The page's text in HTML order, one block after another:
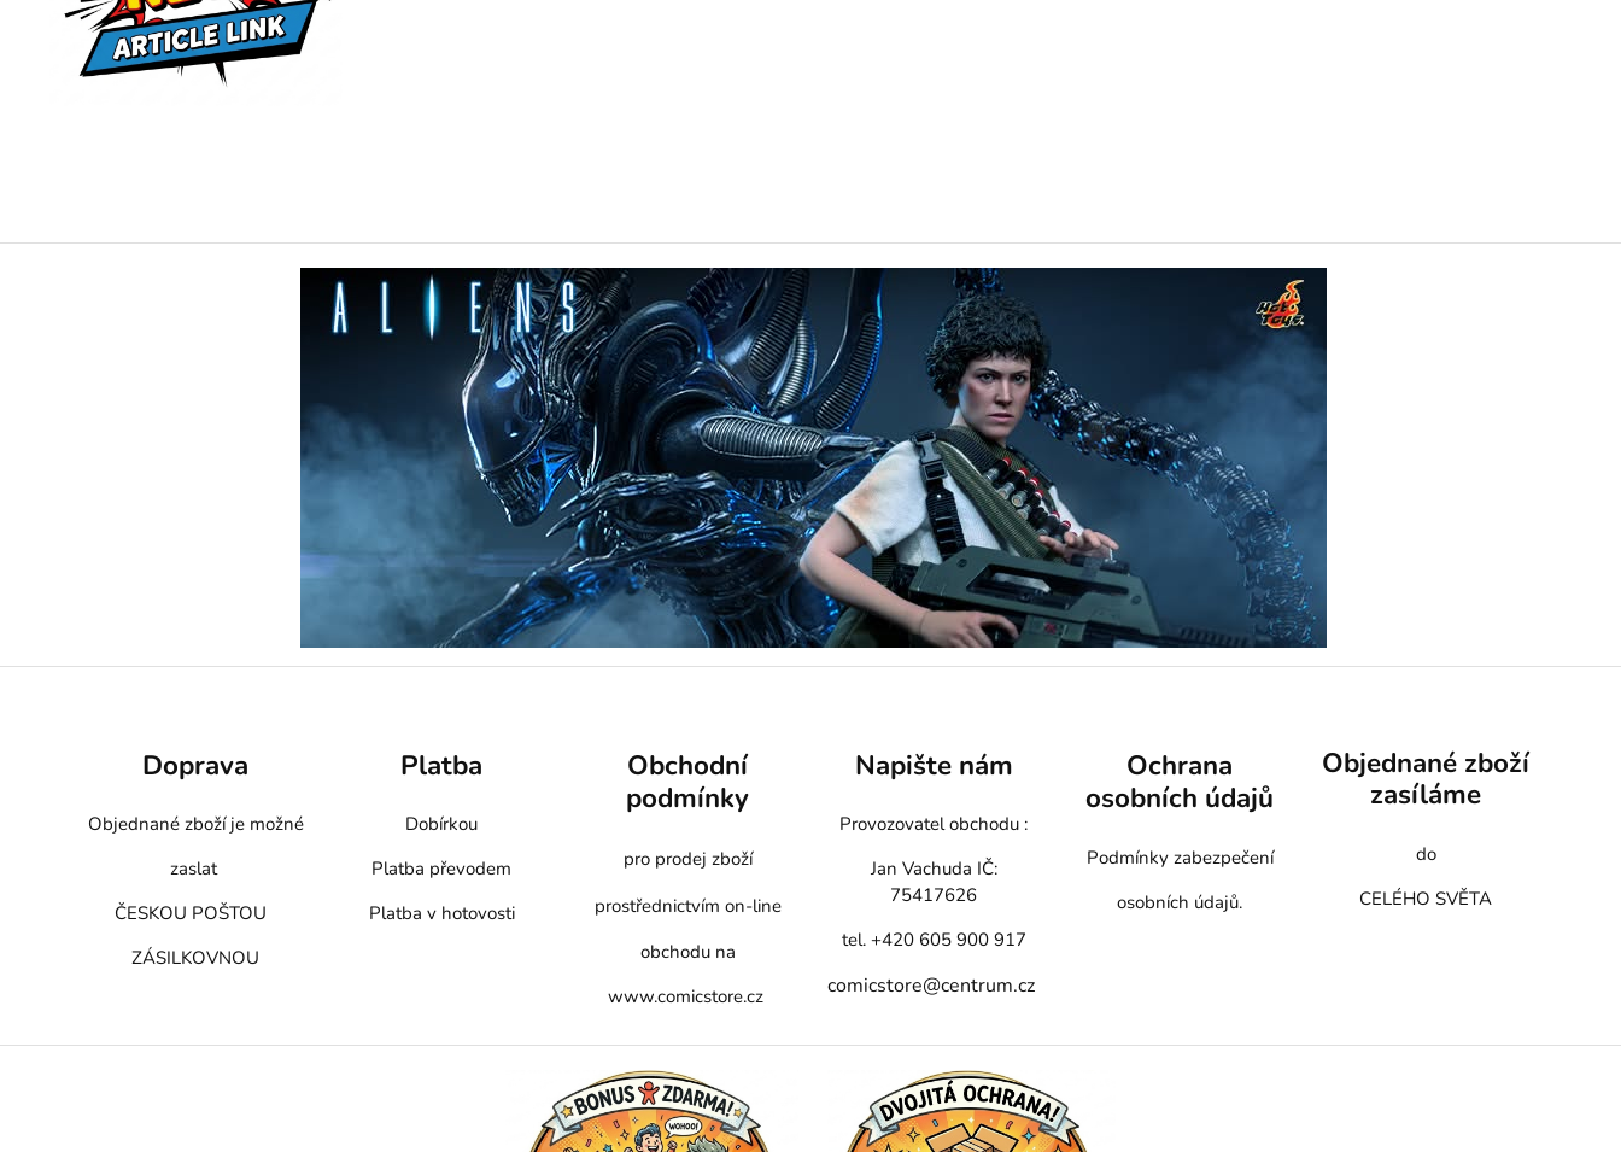
Doprava
Objednané zboží je možné
zaslat
ČESKOU POŠTOU
ZÁSILKOVNOU
Platba
Dobírkou
Platba převodem
Platba v hotovosti
Obchodní
podmínky
pro prodej zboží
prostřednictvím on-line
obchodu na
www.comicstore.cz
Napište nám
Provozovatel obchodu :
Jan Vachuda IČ:
75417626
tel. +420 605 900 917
comicstore@centrum.cz
Ochrana
osobních údajů
Podmínky zabezpečení
osobních údajů.
Objednané zboží
zasíláme
do
CELÉHO SVĚTA